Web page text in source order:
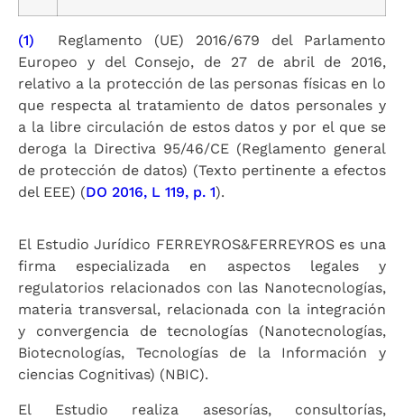
(1) Reglamento (UE) 2016/679 del Parlamento
Europeo y del Consejo, de 27 de abril de 2016,
relativo a la protección de las personas físicas en lo
que respecta al tratamiento de datos personales y
a la libre circulación de estos datos y por el que se
deroga la Directiva 95/46/CE (Reglamento general
de protección de datos) (Texto pertinente a efectos
del EEE) (DO 2016, L 119, p. 1).
El Estudio Jurídico FERREYROS&FERREYROS es una
firma especializada en aspectos legales y
regulatorios relacionados con las Nanotecnologías,
materia transversal, relacionada con la integración
y convergencia de tecnologías (Nanotecnologías,
Biotecnologías, Tecnologías de la Información y
ciencias Cognitivas) (NBIC).
El Estudio realiza asesorías, consultorías,